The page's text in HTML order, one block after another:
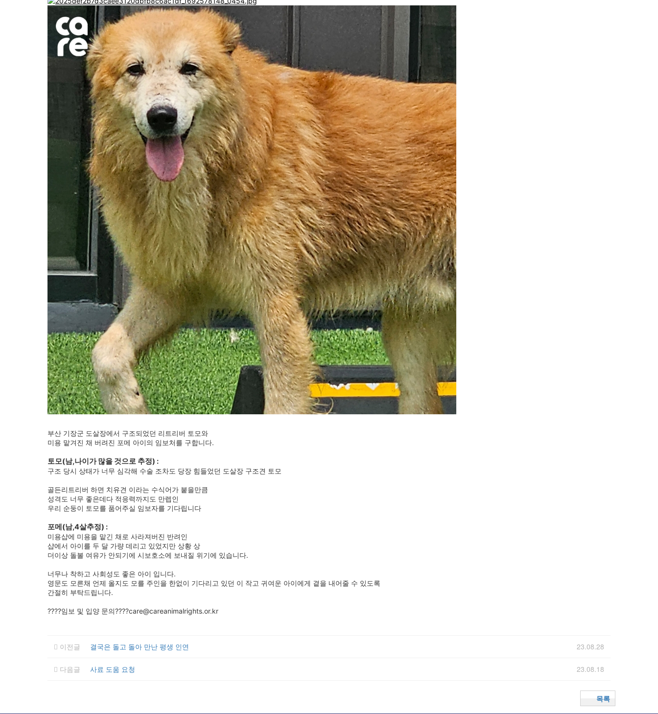
부산 기장군 도살장에서 구조되었던 리트리버 토모와
미용 맡겨진 채 버려진 포메 아이의 임보처를 구합니다.
토모(남,나이가 많을 것으로 추정) :
구조 당시 상태가 너무 심각해 수술 조차도 당장 힘들었던 도살장 구조견 토모
골든리트리버 하면 치유견 이라는 수식어가 붙을만큼
성격도 너무 좋은데다 적응력까지도 만렙인
우리 순둥이 토모를 품어주실 임보자를 기다립니다
포메(남,4살추정) :
미용샵에 미용을 맡긴 채로 사라져버진 반려인
샵에서 아이를 두 달 가량 데리고 있었지만 상황 상
더이상 돌볼 여유가 안되기에 시보호소에 보내질 위기에 있습니다.
너무나 착하고 사회성도 좋은 아이 입니다.
영문도 모른채 언제 올지도 모를 주인을 한없이 기다리고 있던 이 작고 귀여운 아이에게 곁을 내어줄 수 있도록
간절히 부탁드립니다.
????임보 및 입양 문의????care@careanimalrights.or.kr
이전글 결국은 돌고 돌아 만난 평생 인연 23.08.28
다음글 사료 도움 요청 23.08.18
목록